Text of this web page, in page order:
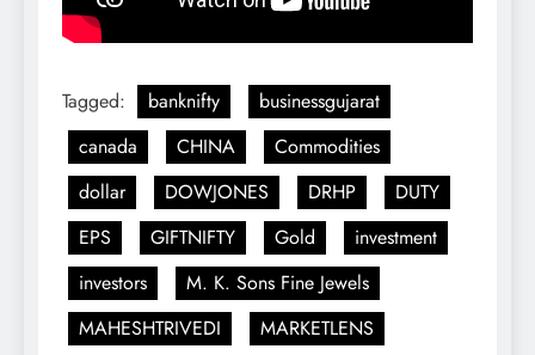
Tagged: banknifty
businessgujarat
canada
CHINA
Commodities
dollar
DOWJONES DRHP
DUTY
EPS
GIFTNIFTY Gold
investment
investors
M. K. Sons Fine Jewels
MAHESHTRIVEDI
MARKETLENS